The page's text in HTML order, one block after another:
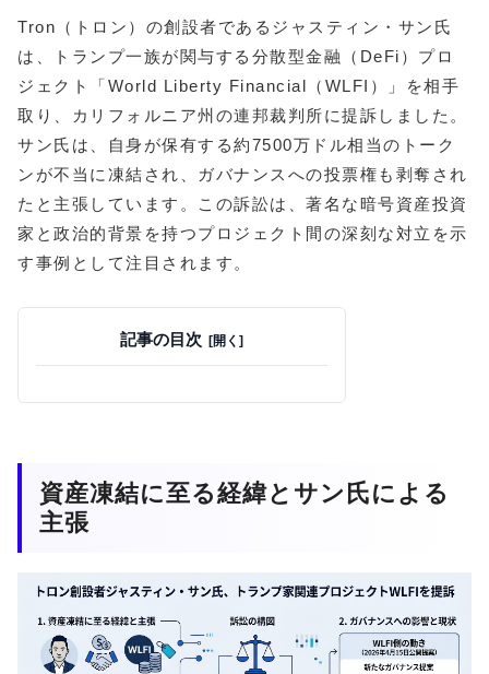
Tron（トロン）の創設者であるジャスティン・サン氏
は、トランプ一族が関与する分散型金融（DeFi）プロ
ジェクト「World Liberty Financial（WLFI）」を相手
取り、カリフォルニア州の連邦裁判所に提訴しました。
サン氏は、自身が保有する約7500万ドル相当のトーク
ンが不当に凍結され、ガバナンスへの投票権も剥奪され
たと主張しています。この訴訟は、著名な暗号資産投資
家と政治的背景を持つプロジェクト間の深刻な対立を示
す事例として注目されます。
記事の目次
資産凍結に至る経緯とサン氏による
主張